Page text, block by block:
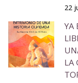
22
YA
LA